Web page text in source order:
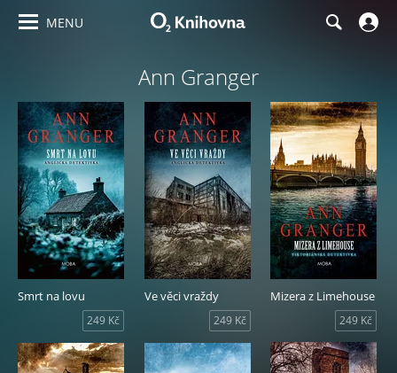
MENU
Ann Granger
Smrt na lovu
249 Kč
Ve věci vraždy
249 Kč
Mizera z Limehouse
249 Kč